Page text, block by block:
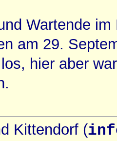
Wartende
am 29.
hier aber
Kittendorf (